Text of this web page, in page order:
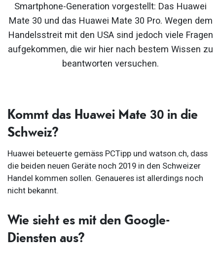
Smartphone-Generation vorgestellt: Das Huawei
Mate 30 und das Huawei Mate 30 Pro. Wegen dem
Handelsstreit mit den USA sind jedoch viele Fragen
aufgekommen, die wir hier nach bestem Wissen zu
beantworten versuchen.
Kommt das Huawei Mate 30 in die
Schweiz?
Huawei beteuerte gemäss PCTipp und watson.ch, dass
die beiden neuen Geräte noch 2019 in den Schweizer
Handel kommen sollen. Genaueres ist allerdings noch
nicht bekannt.
Wie sieht es mit den Google-
Diensten aus?